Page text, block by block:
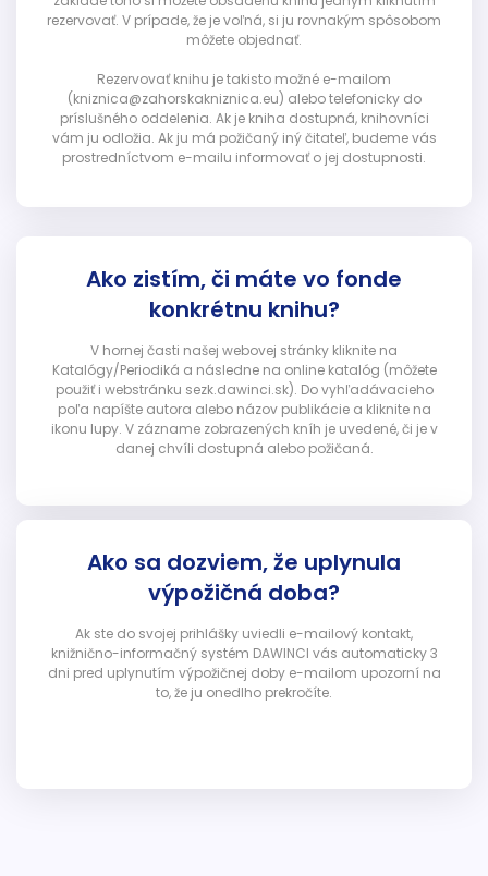
rezervovať. V prípade, že je voľná, si ju rovnakým spôsobom
môžete objednať.
Rezervovať knihu je takisto možné e-mailom
(kniznica@zahorskakniznica.eu) alebo telefonicky do
príslušného oddelenia. Ak je kniha dostupná, knihovníci
vám ju odložia. Ak ju má požičaný iný čitateľ, budeme vás
prostredníctvom e-mailu informovať o jej dostupnosti.
Ako zistím, či máte vo fonde
konkrétnu knihu?
V hornej časti našej webovej stránky kliknite na
Katalógy/Periodiká a následne na online katalóg (môžete
použiť i webstránku sezk.dawinci.sk). Do vyhľadávacieho
poľa napíšte autora alebo názov publikácie a kliknite na
ikonu lupy. V zázname zobrazených kníh je uvedené, či je v
danej chvíli dostupná alebo požičaná.
Ako sa dozviem, že uplynula
výpožičná doba?
Ak ste do svojej prihlášky uviedli e-mailový kontakt,
knižnično-informačný systém DAWINCI vás automaticky 3
dni pred uplynutím výpožičnej doby e-mailom upozorní na
to, že ju onedlho prekročíte.